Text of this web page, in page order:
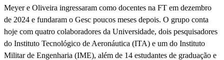
Meyer e Oliveira ingressaram como docentes na FT em dezembro
de 2024 e fundaram o Gesc poucos meses depois. O grupo conta
hoje com quatro colaboradores da Universidade, dois pesquisadores
do Instituto Tecnológico de Aeronáutica (ITA) e um do Instituto
Militar de Engenharia (IME), além de 14 estudantes de graduação e